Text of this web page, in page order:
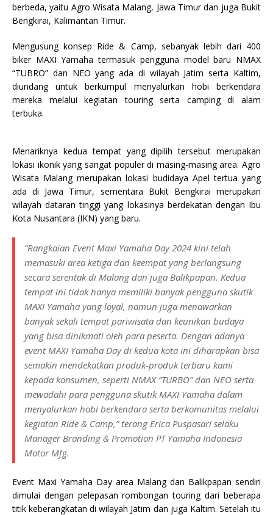
berbeda, yaitu Agro Wisata Malang, Jawa Timur dan juga Bukit
Bengkirai, Kalimantan Timur.
Mengusung konsep Ride & Camp, sebanyak lebih dari 400
biker MAXI Yamaha termasuk pengguna model baru NMAX
“TUBRO” dan NEO yang ada di wilayah Jatim serta Kaltim,
diundang untuk berkumpul menyalurkan hobi berkendara
mereka melalui kegiatan touring serta camping di alam
terbuka.
Menariknya kedua tempat yang dipilih tersebut merupakan
lokasi ikonik yang sangat populer di masing-masing area. Agro
Wisata Malang merupakan lokasi budidaya Apel tertua yang
ada di Jawa Timur, sementara Bukit Bengkirai merupakan
wilayah dataran tinggi yang lokasinya berdekatan dengan Ibu
Kota Nusantara (IKN) yang baru.
“Rangkaian Event Maxi Yamaha Day 2024 kini telah
memasuki area ketiga dan keempat yang berlangsung
secara serentak di Malang dan juga Balikpapan. Kedua
tempat ini tidak hanya memiliki banyak pengguna skutik
MAXI Yamaha yang loyal, namun juga menawarkan
banyak sekali tempat pariwisata dan keunikan budaya
yang bisa dinikmati oleh para peserta. Dengan adanya
event MAXI Yamaha Day di kedua kota ini diharapkan bisa
semakin mendekatkan produk-produk terbaru kami
kepada konsumen, seperti NMAX “TURBO” dan NEO serta
mewadahi para pengguna skutik MAXI Yamaha dalam
menyalurkan hobi berkendara serta berkomunitas melalui
kegiatan Ride & Camp,” terang Erica Puspasari selaku
Manager Branding & Promotion PT Yamaha Indonesia
Motor Mfg.
Event Maxi Yamaha Day area Malang dan Balikpapan sendiri
dimulai dengan pelepasan rombongan touring dari beberapa
titik keberangkatan di wilayah Jatim dan juga Kaltim. Setelah itu